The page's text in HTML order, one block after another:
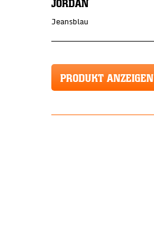
JORDAN
Jeansblau
PRODUKT ANZEIGEN